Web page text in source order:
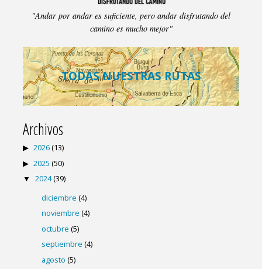
"Andar por andar es suficiente, pero andar disfrutando del
camino es mucho mejor"
TODAS NUESTRAS RUTAS
Archivos
2026(13)
2025 (50)
2024(39)
diciembre (4)
noviembre (4)
octubre (5)
septiembre (4)
agosto (5)